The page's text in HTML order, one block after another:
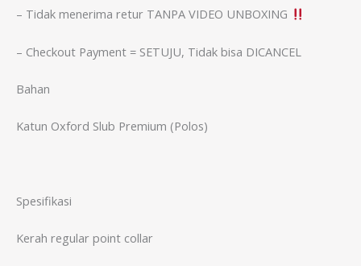
– Tidak menerima retur TANPA VIDEO UNBOXING
– Checkout Payment = SETUJU, Tidak bisa DICANCEL
Bahan
Katun Oxford Slub Premium (Polos)
Spesifikasi
Kerah regular point collar